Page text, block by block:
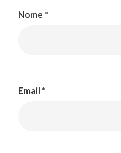
Nome *
Email *